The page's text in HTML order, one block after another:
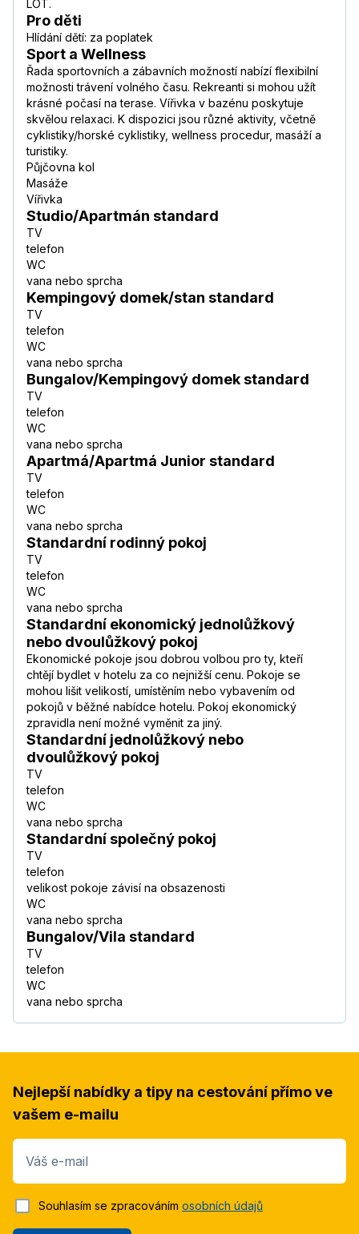
LOT.
Pro děti
Hlídání dětí: za poplatek
Sport a Wellness
Řada sportovních a zábavních možností nabízí flexibilní
možnosti trávení volného času. Rekreanti si mohou užít
krásné počasí na terase. Vířivka v bazénu poskytuje
skvělou relaxaci. K dispozici jsou různé aktivity, včetně
cyklistiky/horské cyklistiky, wellness procedur, masáží a
turistiky.
Půjčovna kol
Masáže
Vířivka
Studio/Apartmán standard
TV
telefon
WC
vana nebo sprcha
Kempingový domek/stan standard
TV
telefon
WC
vana nebo sprcha
Bungalov/Kempingový domek standard
TV
telefon
WC
vana nebo sprcha
Apartmá/Apartmá Junior standard
TV
telefon
WC
vana nebo sprcha
Standardní rodinný pokoj
TV
telefon
WC
vana nebo sprcha
Standardní ekonomický jednolůžkový
nebo dvoulůžkový pokoj
Ekonomické pokoje jsou dobrou volbou pro ty, kteří
chtějí bydlet v hotelu za co nejnižší cenu. Pokoje se
mohou lišit velikostí, umístěním nebo vybavením od
pokojů v běžné nabídce hotelu. Pokoj ekonomický
zpravidla není možné vyměnit za jiný.
Standardní jednolůžkový nebo
dvoulůžkový pokoj
TV
telefon
WC
vana nebo sprcha
Standardní společný pokoj
TV
telefon
velikost pokoje závisí na obsazenosti
WC
vana nebo sprcha
Bungalov/Vila standard
TV
telefon
WC
vana nebo sprcha
Nejlepší nabídky a tipy na cestování přímo ve
vašem e-mailu
Váš e-mail
Souhlasím se zpracováním osobních údajů